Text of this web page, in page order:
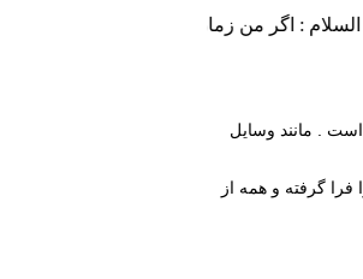
السلام : اگر من زمان او (حضرت مهدی علیه
. مانند وسايل
گرفته و همه از